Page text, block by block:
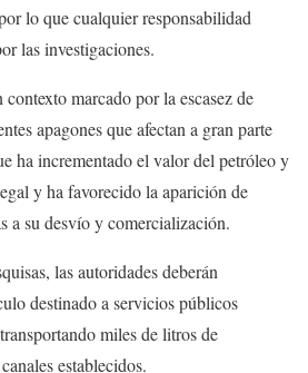
lo que cualquier responsabilidad
las investigaciones.
marcado por la escasez de
apagones que afectan a gran parte
ha incrementado el valor del petróleo y
y ha favorecido la aparición de
a su desvío y comercialización.
las autoridades deberán
destinado a servicios públicos
miles de litros de
establecidos.